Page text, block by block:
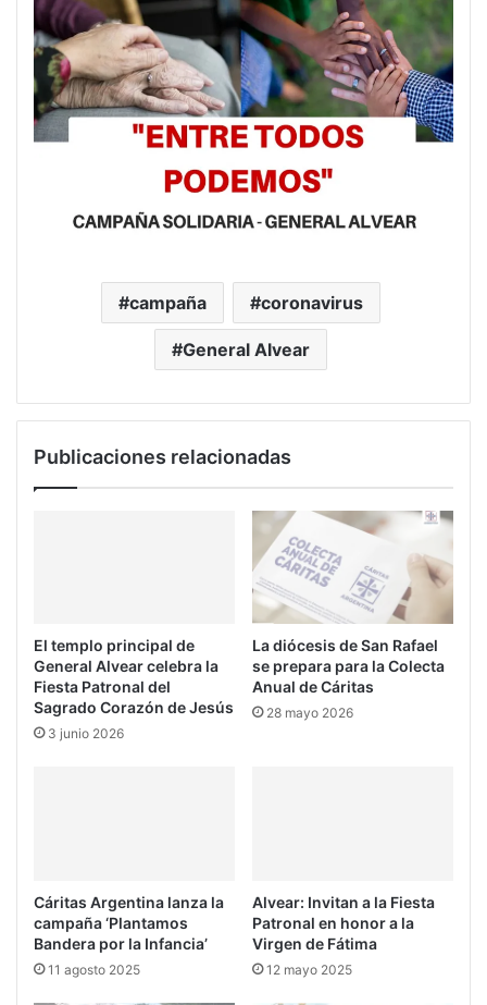
campaña coronavirus
General Alvear
Publicaciones relacionadas
El templo principal de
General Alvear celebra la
Fiesta Patronal del
Sagrado Corazón de Jesús
3 junio 2026
La diócesis de San Rafael
se prepara para la Colecta
Anual de Cáritas
28 mayo 2026
Cáritas Argentina lanza la
campaña ‘Plantamos
Bandera por la Infancia’
11 agosto 2025
Alvear: Invitan a la Fiesta
Patronal en honor a la
Virgen de Fátima
12 mayo 2025